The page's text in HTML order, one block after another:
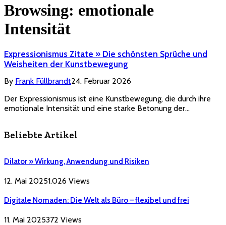
Browsing: emotionale
Intensität
Expressionismus Zitate » Die schönsten Sprüche und
Weisheiten der Kunstbewegung
By Frank Füllbrandt24. Februar 2026
Der Expressionismus ist eine Kunstbewegung, die durch ihre
emotionale Intensität und eine starke Betonung der…
Beliebte Artikel
Dilator » Wirkung, Anwendung und Risiken
12. Mai 20251.026 Views
Digitale Nomaden: Die Welt als Büro – flexibel und frei
11. Mai 2025372 Views